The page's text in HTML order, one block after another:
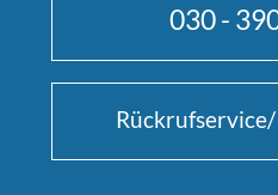
030 -